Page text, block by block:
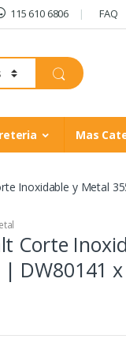
115 610 6806 FAQ
Mas
Inoxidable y Metal
Corte
DW80141